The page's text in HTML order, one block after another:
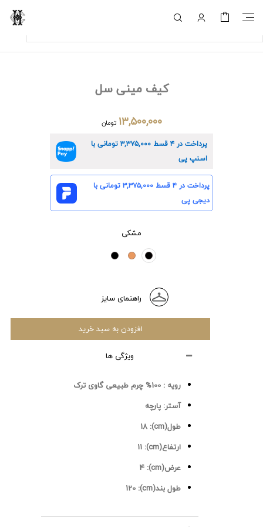
کیف مینی سل
۱۳,۵۰۰,۰۰۰ تومان
پرداخت در ۴ قسط ۳,۳۷۵,۰۰۰تومانی با
اسنپ پی
پرداخت در ۴ قسط ۳,۳۷۵,۰۰۰تومانی با
دیجی پی
مشکی
راهنمای سایز
افزودن به سبد خرید
ویژگی ها
رویه : 100% چرم طبیعی گاوی ترک
آستر: پارچه
طول(cm):
18
ارتفاع(cm):
11
عرض(cm):
4
طول بند(cm):
120